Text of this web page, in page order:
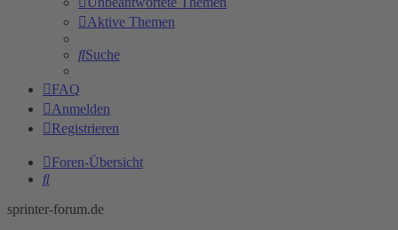
Aktive Themen
Suche
FAQ
Anmelden
Registrieren
Foren-Übersicht
Suche
sprinter-forum.de